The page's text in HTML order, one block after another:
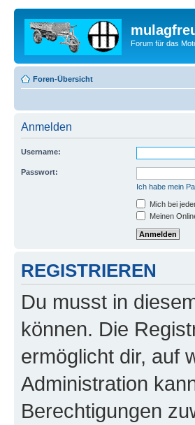
Forum für das
Foren-Übersicht
Anmelden
Username:
Passwort:
Ich habe mein
Mich bei
Meinen
REGISTRIEREN
Du musst in
können. Die
ermöglicht dir, auf
Administration
Berechtigungen